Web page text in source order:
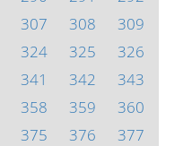
307 308
309
324 325
326
341 342
343
358 359
360
375 376
377